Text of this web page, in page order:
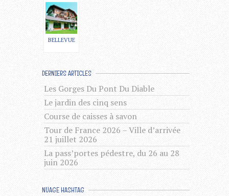
BELLEVUE
DERNIERS ARTICLES
Les Gorges Du Pont Du Diable
Le jardin des cinq sens
Course de caisses à savon
Tour de France 2026 – Ville d’arrivée
21 juillet 2026
La pass’portes pédestre, du 26 au 28
juin 2026
NUAGE HASHTAG